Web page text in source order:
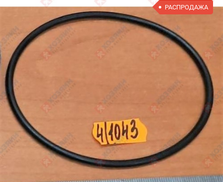
РАСПРОДАЖА